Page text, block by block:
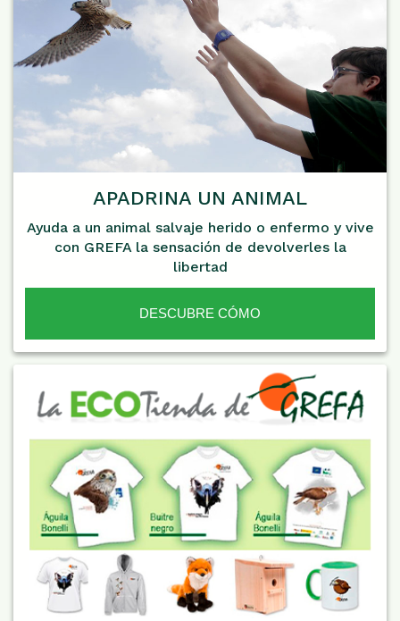
APADRINA UN ANIMAL
Ayuda a un animal salvaje herido o enfermo y vive
con GREFA la sensación de devolverles la
libertad
DESCUBRE CÓMO